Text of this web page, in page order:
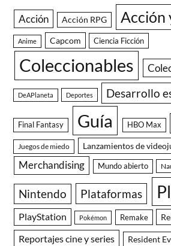
Acción Acción RPG Acción
Anime Capcom Ciencia Ficción
Coleccionables
DeAPlaneta Deportes Desarrollo
Final Fantasy Guía HBO Max
Juegos de miedo Lanzamientos de
Merchandising Mundo abierto
Nintendo Plataformas
PlayStation Pokémon Remake
Reportajes cine y series Resident